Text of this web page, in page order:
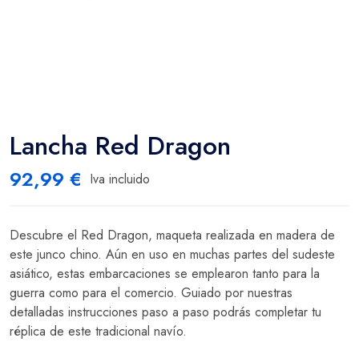
Lancha Red Dragon
92,99 € Iva incluido
Descubre el Red Dragon, maqueta realizada en madera de
este junco chino. Aún en uso en muchas partes del sudeste
asiático, estas embarcaciones se emplearon tanto para la
guerra como para el comercio. Guiado por nuestras
detalladas instrucciones paso a paso podrás completar tu
réplica de este tradicional navío.